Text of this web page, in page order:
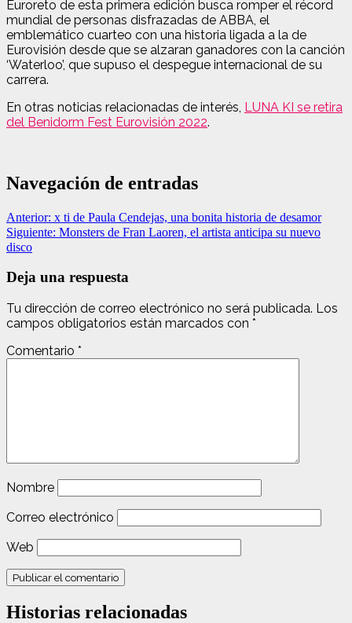
Euroreto de esta primera edición busca romper el récord
mundial de personas disfrazadas de ABBA, el
emblemático cuarteo con una historia ligada a la de
Eurovisión desde que se alzaran ganadores con la canción
‘Waterloo’, que supuso el despegue internacional de su
carrera.
En otras noticias relacionadas de interés, LUNA KI se retira
del Benidorm Fest Eurovisión 2022.
Navegación de entradas
Anterior: x ti de Paula Cendejas, una bonita historia de desamor
Siguiente: Monsters de Fran Laoren, el artista anticipa su nuevo
disco
Deja una respuesta
Tu dirección de correo electrónico no será publicada. Los
campos obligatorios están marcados con *
Comentario *
Nombre
Correo electrónico
Web
Historias relacionadas